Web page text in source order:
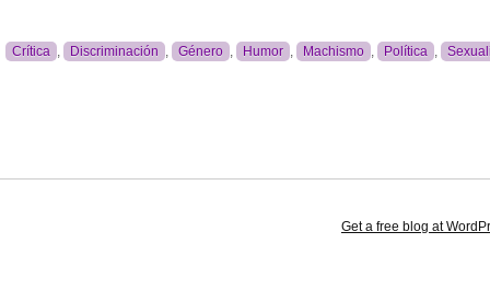
Crítica , Discriminación , Género , Humor , Machismo , Política ,
Get a free blog at